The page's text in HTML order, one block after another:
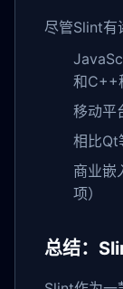
尽管Slint有
和C++
移动平
相比Qt
商业嵌
项）
总结：